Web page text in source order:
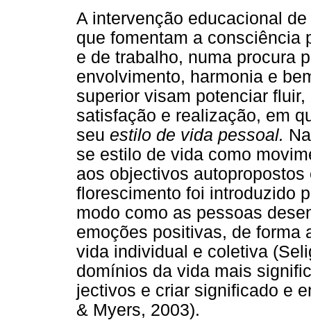
A intervenção educacional
que fomentam a consciência
e de trabalho, numa procura
envolvimento, harmonia e
superior visam potenciar fluir,
satisfação e realização, em
seu estilo de vida pessoal.
se estilo de vida como
aos objectivos
florescimento foi introduzido
modo como as pessoas
emoções positivas, de forma
vida individual e coletiva
domínios da vida mais
jectivos e criar significado e
& Myers, 2003).